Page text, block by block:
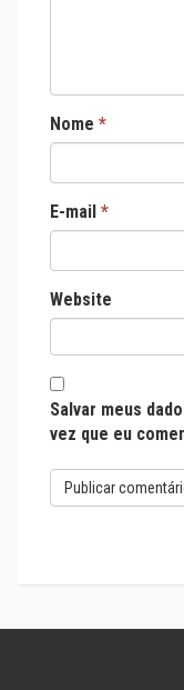
Nome *
E-mail *
Website
Salvar meus
vez que eu